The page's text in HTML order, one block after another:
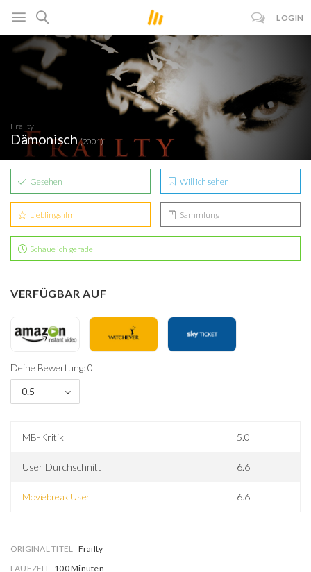
LOGIN
Frailty
Dämonisch(2001)
Gesehen Will ich sehen
Lieblingsfilm Sammlung
Schaue ich gerade
VERFÜGBAR AUF
Deine Bewertung: 0
0.5
MB-Kritik 5.0
User Durchschnitt 6.6
Moviebreak User 6.6
ORIGINAL TITEL Frailty
LAUFZEIT 100 Minuten